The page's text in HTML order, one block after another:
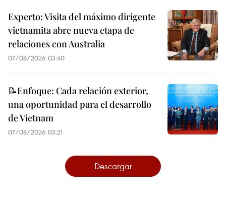
Experto: Visita del máximo dirigente
vietnamita abre nueva etapa de
relaciones con Australia
07/08/2026 03:40
📝Enfoque: Cada relación exterior,
una oportunidad para el desarrollo
de Vietnam
07/08/2026 03:21
Descargar